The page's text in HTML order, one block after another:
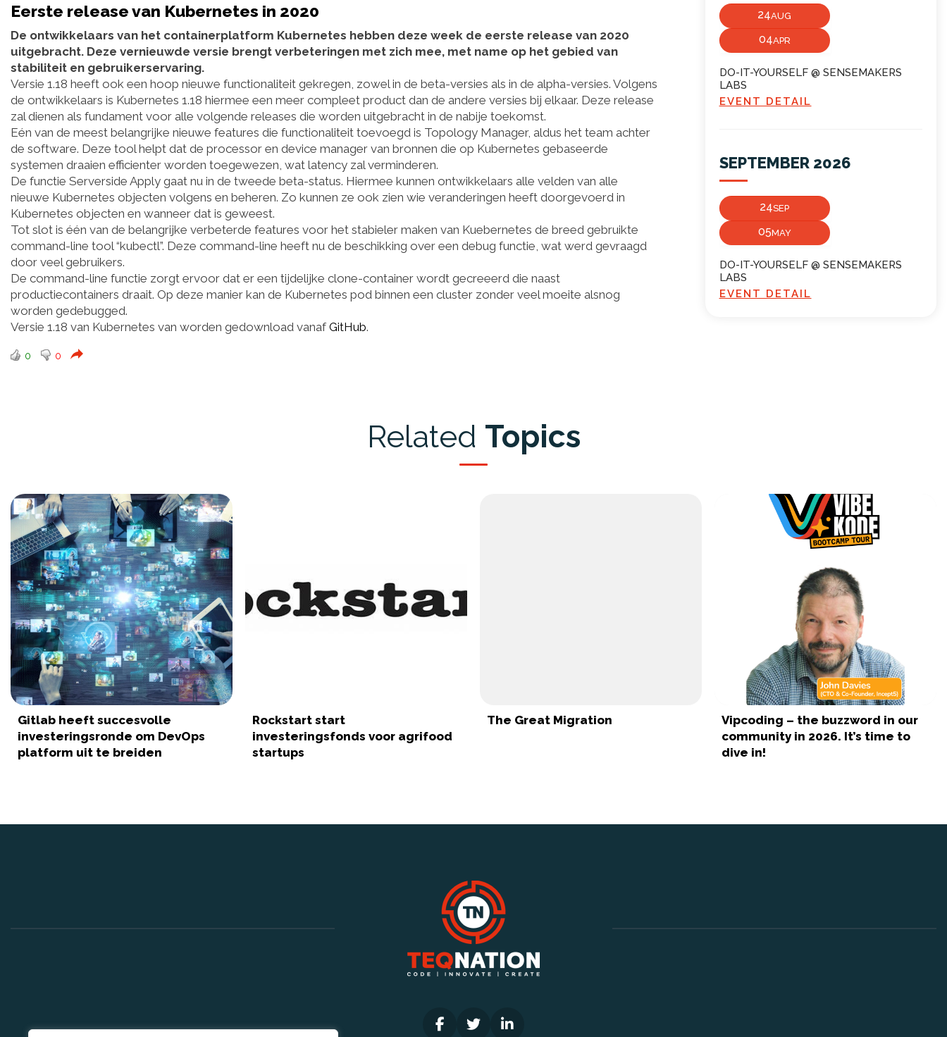
Eerste release van Kubernetes in 2020
De ontwikkelaars van het containerplatform Kubernetes hebben deze week de eerste release van 2020
uitgebracht. Deze vernieuwde versie brengt verbeteringen met zich mee, met name op het gebied van
stabiliteit en gebruikerservaring.
Versie 1.18 heeft ook een hoop nieuwe functionaliteit gekregen, zowel in de beta-versies als in de alpha-versies. Volgens
de ontwikkelaars is Kubernetes 1.18 hiermee een meer compleet product dan de andere versies bij elkaar. Deze release
zal dienen als fundament voor alle volgende releases die worden uitgebracht in de nabije toekomst.
Eén van de meest belangrijke nieuwe features die functionaliteit toevoegd is Topology Manager, aldus het team achter
de software. Deze tool helpt dat de processor en device manager van bronnen die op Kubernetes gebaseerde
systemen draaien efficienter worden toegewezen, wat latency zal verminderen.
De functie Serverside Apply gaat nu in de tweede beta-status. Hiermee kunnen ontwikkelaars alle velden van alle
nieuwe Kubernetes objecten volgens en beheren. Zo kunnen ze ook zien wie veranderingen heeft doorgevoerd in
Kubernetes objecten en wanneer dat is geweest.
Tot slot is één van de belangrijke verbeterde features voor het stabieler maken van Kuebernetes de breed gebruikte
command-line tool “kubectl”. Deze command-line heeft nu de beschikking over een debug functie, wat werd gevraagd
door veel gebruikers.
De command-line functie zorgt ervoor dat er een tijdelijke clone-container wordt gecreeerd die naast
productiecontainers draait. Op deze manier kan de Kubernetes pod binnen een cluster zonder veel moeite alsnog
worden gedebugged.
Versie 1.18 van Kubernetes van worden gedownload vanaf GitHub.
0 0
24AUG
04APR
DO-IT-YOURSELF @ SENSEMAKERS
LABS
EVENT DETAIL
SEPTEMBER 2026
24SEP
05MAY
DO-IT-YOURSELF @ SENSEMAKERS
LABS
EVENT DETAIL
Related Topics
Gitlab heeft succesvolle
investeringsronde om DevOps
platform uit te breiden
Rockstart start
investeringsfonds voor agrifood
startups
The Great Migration
Vipcoding – the buzzword in our
community in 2026. It’s time to
dive in!